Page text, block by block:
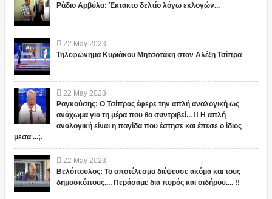
Ράδιο Αρβύλα: Έκτακτο δελτίο λόγω εκλογών...
22 May 2023
Τηλεφώνημα Κυριάκου Μητσοτάκη στον Αλέξη Τσίπρα
22 May 2023
Ραγκούσης: Ο Τσίπρας έφερε την απλή αναλογική ως
ανάχωμα για τη μέρα που θα συντριβεί... !! Η απλή
αναλογική είναι η παγίδα που έστησε και έπεσε ο ίδιος
μεσα ...;.
22 May 2023
Βελόπουλος: Το αποτέλεσμα διέψευσε ακόμα και τους
δημοσκόπους.... Περάσαμε δια πυρός και σιδήρου.... !!